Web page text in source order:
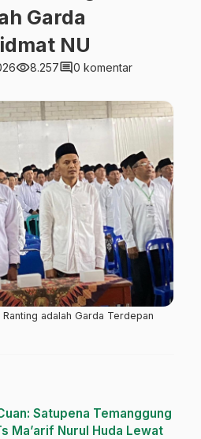
Garda
NU
visibility8.257comment0 komentar
adalah Garda Terdepan
Satupena Temanggung
Ma’arif Nurul Huda Lewat